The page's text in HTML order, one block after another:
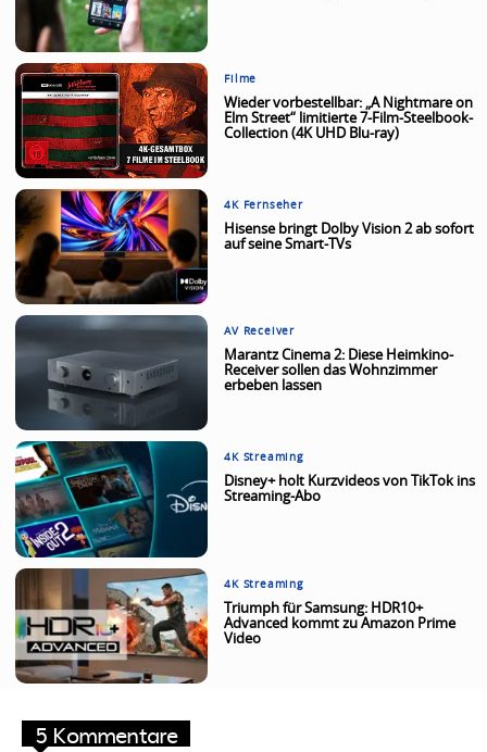
Filme
Wieder vorbestellbar: „A Nightmare on
Elm Street“ limitierte 7-Film-Steelbook-
Collection (4K UHD Blu-ray)
4K Fernseher
Hisense bringt Dolby Vision 2 ab sofort
auf seine Smart-TVs
AV Receiver
Marantz Cinema 2: Diese Heimkino-
Receiver sollen das Wohnzimmer
erbeben lassen
4K Streaming
Disney+ holt Kurzvideos von TikTok ins
Streaming-Abo
4K Streaming
Triumph für Samsung: HDR10+
Advanced kommt zu Amazon Prime
Video
5 Kommentare